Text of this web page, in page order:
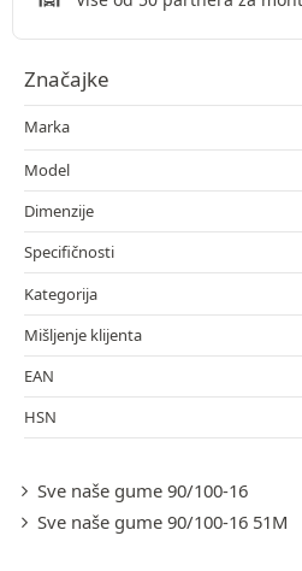
Značajke
Marka
Model
Dimenzije
Specifičnosti
Kategorija
Mišljenje klijenta
EAN
HSN
Sve naše gume 90/100-16
Sve naše gume 90/100-16 51M